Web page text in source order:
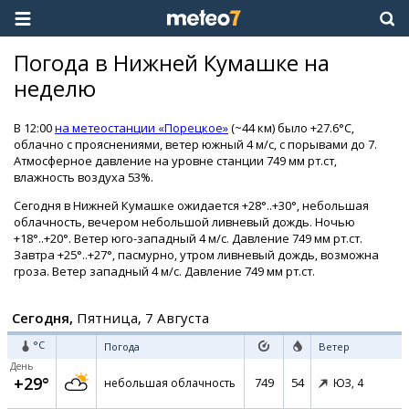
Погода в Нижней Кумашке на
неделю
В 12:00на метеостанции «Порецкое»(~44 км) было +27.6°C,
облачно с прояснениями, ветер южный 4 м/с, с порывами до 7.
Атмосферное давление на уровне станции 749 мм рт.ст,
влажность воздуха 53%.
Сегодня в Нижней Кумашке ожидается +28°..+30°, небольшая
облачность, вечером небольшой ливневый дождь. Ночью
+18°..+20°. Ветер юго-западный 4 м/с. Давление 749 мм рт.ст.
Завтра +25°..+27°, пасмурно, утром ливневый дождь, возможна
гроза. Ветер западный 4 м/с. Давление 749 мм рт.ст.
Сегодня, Пятница, 7 Августа
°C Погода Ветер
День
+29° небольшая облачность 749 54 ЮЗ, 4